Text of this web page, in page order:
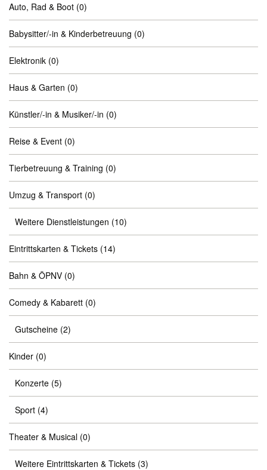
Auto, Rad & Boot (0)
Babysitter/-in & Kinderbetreuung (0)
Elektronik (0)
Haus & Garten (0)
Künstler/-in & Musiker/-in (0)
Reise & Event (0)
Tierbetreuung & Training (0)
Umzug & Transport (0)
Weitere Dienstleistungen (10)
Eintrittskarten & Tickets (14)
Bahn & ÖPNV (0)
Comedy & Kabarett (0)
Gutscheine (2)
Kinder (0)
Konzerte (5)
Sport (4)
Theater & Musical (0)
Weitere Eintrittskarten & Tickets (3)